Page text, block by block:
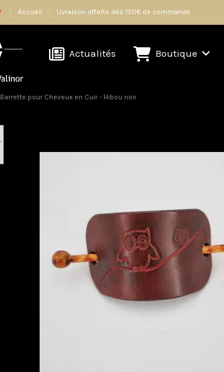
Accueil Livraison offerte dès 150€ de commande
Actualités Boutique
Barrette pour Cheveux en Cuir - Hibou noir